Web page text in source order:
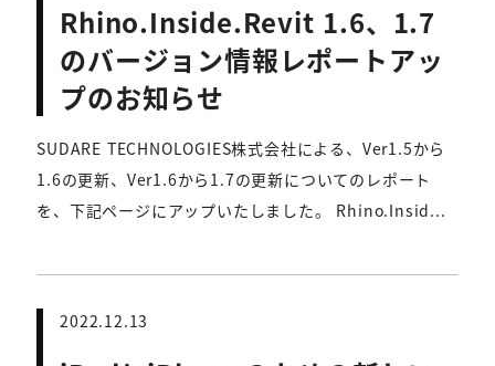
Rhino.Inside.Revit 1.6、1.7
のバージョン情報レポートアッ
プのお知らせ
SUDARE TECHNOLOGIES株式会社による、Ver1.5から
1.6の更新、Ver1.6から1.7の更新についてのレポート
を、下記ページにアップいたしました。 Rhino.Insid...
2022.12.13